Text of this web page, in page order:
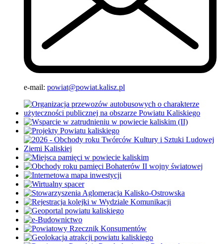
e-mail: powiat@powiat.kalisz.pl